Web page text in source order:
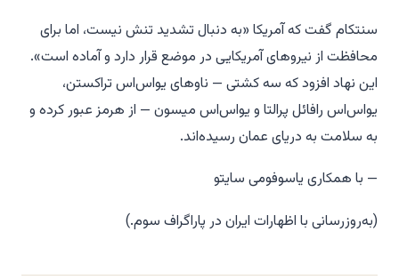
سنتکام گفت که آمریکا «به دنبال تشدید تنش نیست، اما برای
محافظت از نیروهای آمریکایی در موضع قرار دارد و آماده است».
این نهاد افزود که سه کشتی — ناوهای یو‌اس‌اس تراکستن،
یو‌اس‌اس رافائل پرالتا و یو‌اس‌اس میسون — از هرمز عبور کرده و
به سلامت به دریای عمان رسیده‌اند.
— با همکاری یاسوفومی سایتو
(به‌روزرسانی با اظهارات ایران در پاراگراف سوم.)